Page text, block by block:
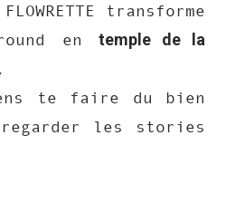
transforme
entemple de la
.
te faire du bien
les stories